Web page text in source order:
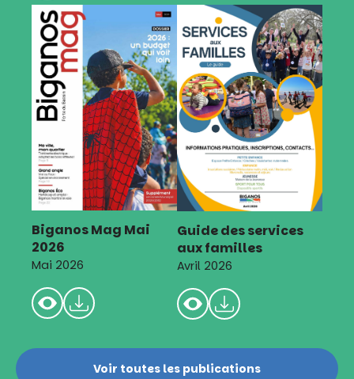
Biganos Mag Mai
2026
Mai 2026
Guide des services
aux familles
Avril 2026
Voir toutes les publications